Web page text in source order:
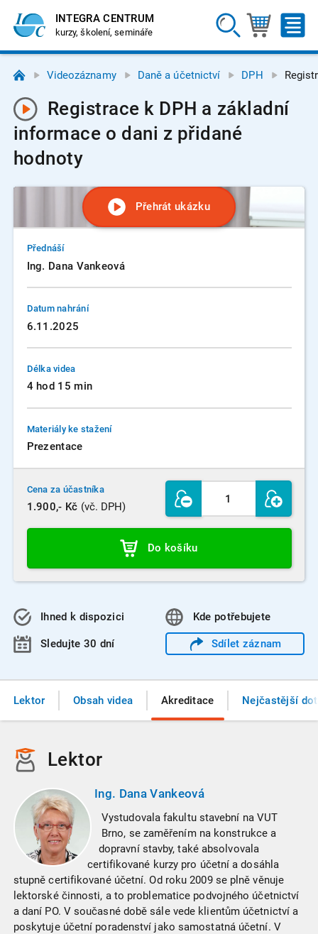
INTEGRA CENTRUM
kurzy, školení, semináře
Videozáznamy Daně a účetnictví DPH
Registrace k DPH a základní
informace o dani z přidané
hodnoty
Přehrát ukázku
Přednáší
Ing. Dana Vankeová
Datum nahrání
6.11.2025
Délka videa
4 hod 15 min
Materiály ke stažení
Prezentace
Cena za účastníka
1.900,- Kč (vč. DPH)
Do košíku
Ihned k dispozici
Sledujte 30 dní
Kde potřebujete
Sdílet záznam
Lektor Obsah videa Akreditace Nejčastější
Lektor
Ing. Dana Vankeová
Vystudovala fakultu stavební na VUT
Brno, se zaměřením na konstrukce a
dopravní stavby, také absolvovala
certifikované kurzy pro účetní a dosáhla
stupně certifikované účetní. Od roku 2009 se plně věnuje
lektorské činnosti, a to problematice podvojného účetnictví
a daní PO. V současné době sále vede klientům účetnictví a
poskytuje účetní poradenství jako samostatná účetní. V